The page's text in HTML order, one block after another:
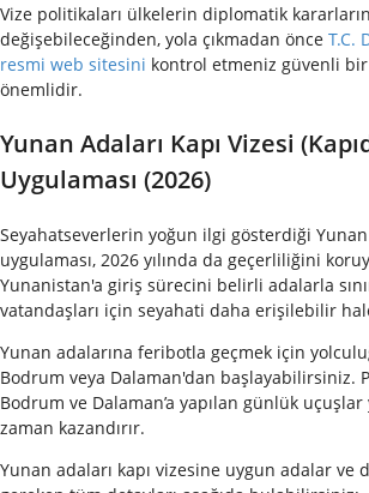
Vize politikaları ülkelerin diplomatik
değişebileceğinden, yola çıkmadan önce T.C.
resmi web sitesini kontrol etmeniz güvenli
önemlidir.
Yunan Adaları Kapı Vizesi
Uygulaması (2026)
Seyahatseverlerin yoğun ilgi gösterdiği Yunan
uygulaması, 2026 yılında da geçerliliğini
Yunanistan'a giriş sürecini belirli adalarla
vatandaşları için seyahati daha erişilebilir
Yunan adalarına feribotla geçmek için
Bodrum veya Dalaman'dan başlayabilirsiniz.
Bodrum ve Dalaman’a yapılan günlük
zaman kazandırır.
Yunan adaları kapı vizesine uygun adalar ve